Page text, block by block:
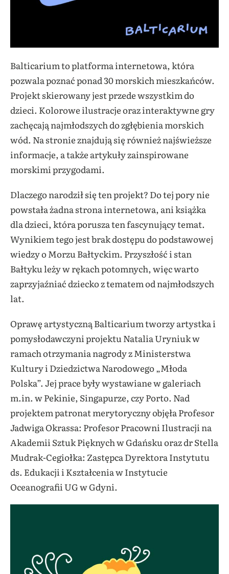
Balticarium to platforma internetowa, która
pozwala poznać ponad 30 morskich mieszkańców.
Projekt skierowany jest przede wszystkim do
dzieci. Kolorowe ilustracje oraz interaktywne gry
zachęcają najmłodszych do zgłębienia morskich
wód. Na stronie znajdują się również najświeższe
informacje, a także artykuły zainspirowane
morskimi przygodami.
Dlaczego narodził się ten projekt? Do tej pory nie
powstała żadna strona internetowa, ani książka
dla dzieci, która porusza ten fascynujący temat.
Wynikiem tego jest brak dostępu do podstawowej
wiedzy o Morzu Bałtyckim. Przyszłość i stan
Bałtyku leży w rękach potomnych, więc warto
zaprzyjaźniać dziecko z tematem od najmłodszych
lat.
Oprawę artystyczną Balticarium tworzy artystka i
pomysłodawczyni projektu Natalia Uryniuk w
ramach otrzymania nagrody z Ministerstwa
Kultury i Dziedzictwa Narodowego „Młoda
Polska”. Jej prace były wystawiane w galeriach
m.in. w Pekinie, Singapurze, czy Porto. Nad
projektem patronat merytoryczny objęła Profesor
Jadwiga Okrassa: Profesor Pracowni Ilustracji na
Akademii Sztuk Pięknych w Gdańsku oraz dr Stella
Mudrak-Cegiołka: Zastępca Dyrektora Instytutu
ds. Edukacji i Kształcenia w Instytucie
Oceanografii UG w Gdyni.